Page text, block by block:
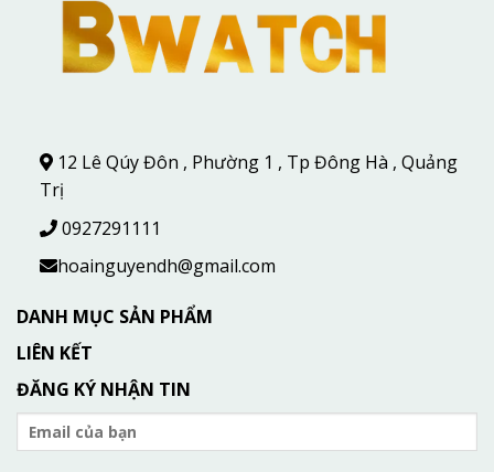
12 Lê Qúy Đôn , Phường 1 , Tp Đông Hà , Quảng
Trị
0927291111
hoainguyendh@gmail.com
DANH MỤC SẢN PHẨM
LIÊN KẾT
ĐĂNG KÝ NHẬN TIN